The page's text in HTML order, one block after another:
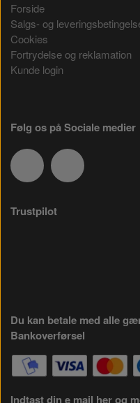
Forside
Salgs- og
Cookies
Fortrydelse og reklamation
Kunde login
Følg os på Sociale medier
Trustpilot
Du kan betale med alle
Bankoverførsel
Indtast din e mail her og